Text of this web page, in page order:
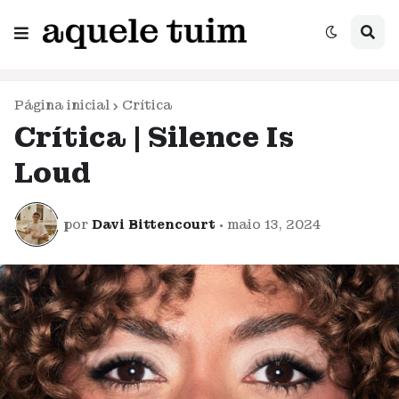
Página inicial Crítica
Crítica | Silence Is
Loud
por Davi Bittencourt • maio 13, 2024